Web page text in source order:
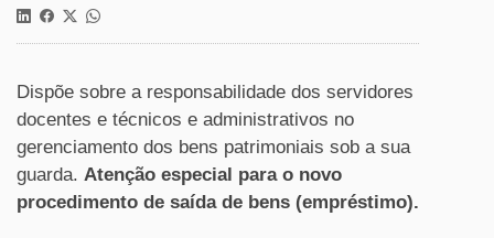
Dispõe sobre a responsabilidade dos servidores
docentes e técnicos e administrativos no
gerenciamento dos bens patrimoniais sob a sua
guarda. Atenção especial para o novo
procedimento de saída de bens (empréstimo).